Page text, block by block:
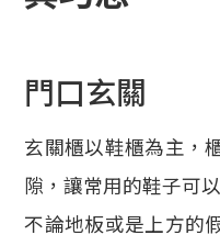
門口玄關
玄關櫃以鞋櫃為主，
隙，讓常用的鞋子可
不論地板或是上方的